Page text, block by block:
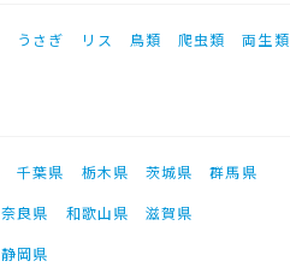
うさぎ リス 鳥類 爬虫類 両生類
千葉県 栃木県 茨城県
群馬県
奈良県 和歌山県
滋賀県
静岡県